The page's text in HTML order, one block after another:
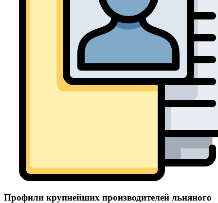
Профили крупнейших производителей льняного